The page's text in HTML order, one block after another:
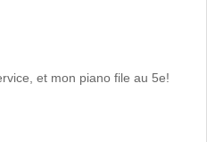
et mon piano file au 5e!